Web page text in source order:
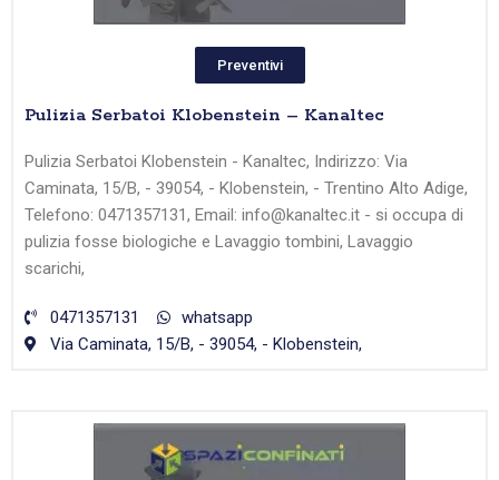
Preventivi
Pulizia Serbatoi Klobenstein – Kanaltec
Pulizia Serbatoi Klobenstein - Kanaltec, Indirizzo: Via
Caminata, 15/B, - 39054, - Klobenstein, - Trentino Alto Adige,
Telefono: 0471357131, Email: info@kanaltec.it - si occupa di
pulizia fosse biologiche e Lavaggio tombini, Lavaggio
scarichi,
0471357131
whatsapp
Via Caminata, 15/B, - 39054, - Klobenstein,